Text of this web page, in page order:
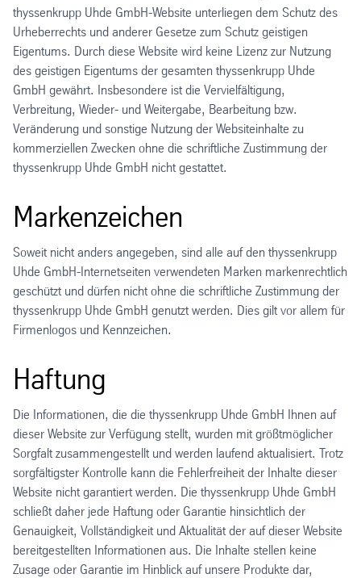
thyssenkrupp Uhde GmbH-Website unterliegen dem Schutz des
Urheberrechts und anderer Gesetze zum Schutz geistigen
Eigentums. Durch diese Website wird keine Lizenz zur Nutzung
des geistigen Eigentums der gesamten thyssenkrupp Uhde
GmbH gewährt. Insbesondere ist die Vervielfältigung,
Verbreitung, Wieder- und Weitergabe, Bearbeitung bzw.
Veränderung und sonstige Nutzung der Websiteinhalte zu
kommerziellen Zwecken ohne die schriftliche Zustimmung der
thyssenkrupp Uhde GmbH nicht gestattet.
Markenzeichen
Soweit nicht anders angegeben, sind alle auf den thyssenkrupp
Uhde GmbH-Internetseiten verwendeten Marken markenrechtlich
geschützt und dürfen nicht ohne die schriftliche Zustimmung der
thyssenkrupp Uhde GmbH genutzt werden. Dies gilt vor allem für
Firmenlogos und Kennzeichen.
Haftung
Die Informationen, die die thyssenkrupp Uhde GmbH Ihnen auf
dieser Website zur Verfügung stellt, wurden mit größtmöglicher
Sorgfalt zusammengestellt und werden laufend aktualisiert. Trotz
sorgfältigster Kontrolle kann die Fehlerfreiheit der Inhalte dieser
Website nicht garantiert werden. Die thyssenkrupp Uhde GmbH
schließt daher jede Haftung oder Garantie hinsichtlich der
Genauigkeit, Vollständigkeit und Aktualität der auf dieser Website
bereitgestellten Informationen aus. Die Inhalte stellen keine
Zusage oder Garantie im Hinblick auf unsere Produkte dar,